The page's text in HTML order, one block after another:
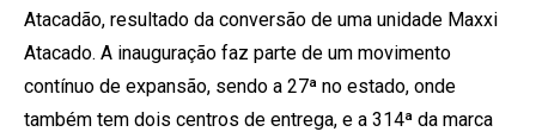
Atacadão, resultado da conversão de uma unidade Maxxi
Atacado. A inauguração faz parte de um movimento
contínuo de expansão, sendo a 27ª no estado, onde
também tem dois centros de entrega, e a 314ª da marca